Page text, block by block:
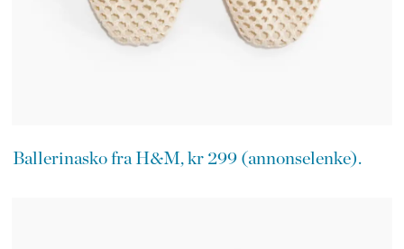
Ballerinasko fra H&M, kr 299 (annonselenke).